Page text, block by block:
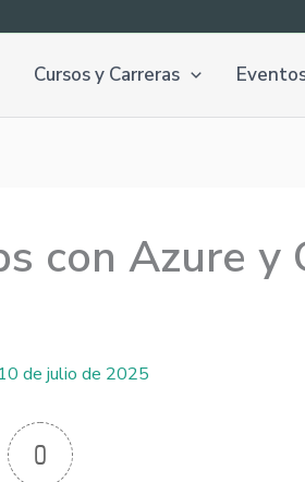
Cursos y Carreras
con Azure y
10 de julio de 2025
0